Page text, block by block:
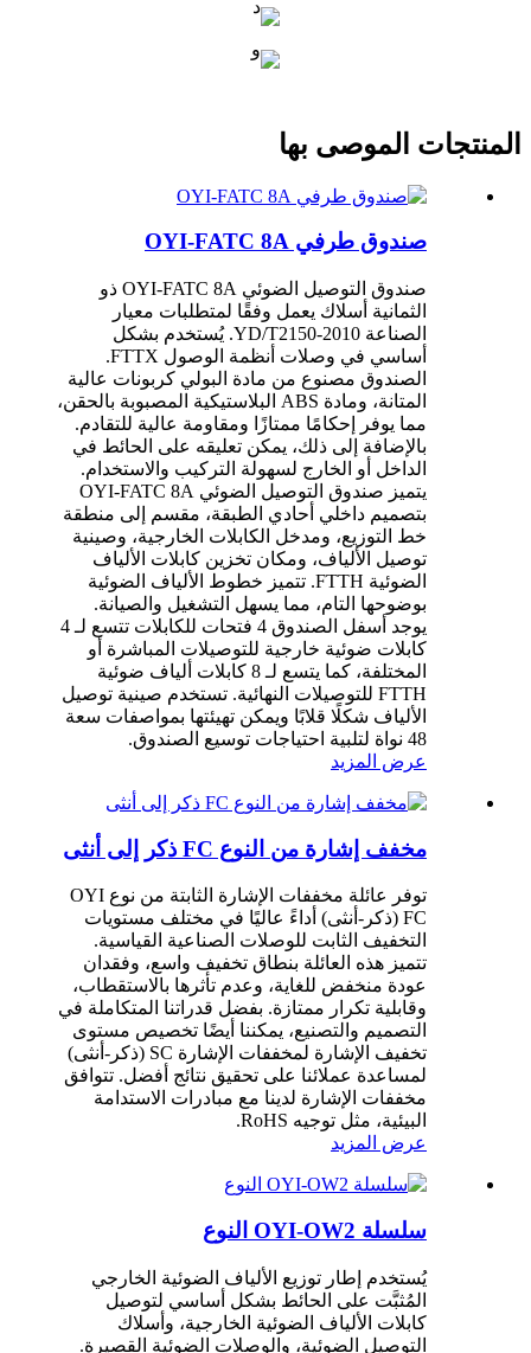
المنتجات الموصى بها
صندوق طرفي OYI-FATC 8A
صندوق التوصيل الضوئي OYI-FATC 8A ذو
الثمانية أسلاك يعمل وفقًا لمتطلبات معيار
الصناعة YD/T2150-2010. يُستخدم بشكل
أساسي في وصلات أنظمة الوصول FTTX.
الصندوق مصنوع من مادة البولي كربونات عالية
المتانة، ومادة ABS البلاستيكية المصبوبة بالحقن،
مما يوفر إحكامًا ممتازًا ومقاومة عالية للتقادم.
بالإضافة إلى ذلك، يمكن تعليقه على الحائط في
الداخل أو الخارج لسهولة التركيب والاستخدام.
يتميز صندوق التوصيل الضوئي OYI-FATC 8A
بتصميم داخلي أحادي الطبقة، مقسم إلى منطقة
خط التوزيع، ومدخل الكابلات الخارجية، وصينية
توصيل الألياف، ومكان تخزين كابلات الألياف
الضوئية FTTH. تتميز خطوط الألياف الضوئية
بوضوحها التام، مما يسهل التشغيل والصيانة.
يوجد أسفل الصندوق 4 فتحات للكابلات تتسع لـ 4
كابلات ضوئية خارجية للتوصيلات المباشرة أو
المختلفة، كما يتسع لـ 8 كابلات ألياف ضوئية
FTTH للتوصيلات النهائية. تستخدم صينية توصيل
الألياف شكلًا قلابًا ويمكن تهيئتها بمواصفات سعة
48 نواة لتلبية احتياجات توسيع الصندوق.
عرض المزيد
مخفف إشارة من النوع FC ذكر إلى أنثى
توفر عائلة مخففات الإشارة الثابتة من نوع OYI
FC (ذكر-أنثى) أداءً عاليًا في مختلف مستويات
التخفيف الثابت للوصلات الصناعية القياسية.
تتميز هذه العائلة بنطاق تخفيف واسع، وفقدان
عودة منخفض للغاية، وعدم تأثرها بالاستقطاب،
وقابلية تكرار ممتازة. بفضل قدراتنا المتكاملة في
التصميم والتصنيع، يمكننا أيضًا تخصيص مستوى
تخفيف الإشارة لمخففات الإشارة SC (ذكر-أنثى)
لمساعدة عملائنا على تحقيق نتائج أفضل. تتوافق
مخففات الإشارة لدينا مع مبادرات الاستدامة
البيئية، مثل توجيه RoHS.
عرض المزيد
سلسلة OYI-OW2 النوع
يُستخدم إطار توزيع الألياف الضوئية الخارجي
المُثبَّت على الحائط بشكل أساسي لتوصيل
كابلات الألياف الضوئية الخارجية، وأسلاك
التوصيل الضوئية، والوصلات الضوئية القصيرة.